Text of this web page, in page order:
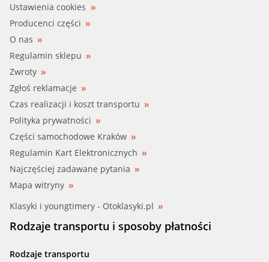
Ustawienia cookies
Producenci części
O nas
Regulamin sklepu
Zwroty
Zgłoś reklamacje
Czas realizacji i koszt transportu
Polityka prywatności
Części samochodowe Kraków
Regulamin Kart Elektronicznych
Najczęściej zadawane pytania
Mapa witryny
Klasyki i youngtimery - Otoklasyki.pl
Rodzaje transportu i sposoby płatności
Rodzaje transportu